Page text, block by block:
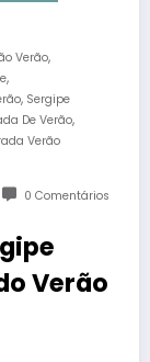
Verão,
,
, Sergipe
De Verão,
Verão
0 Comentários
Verão